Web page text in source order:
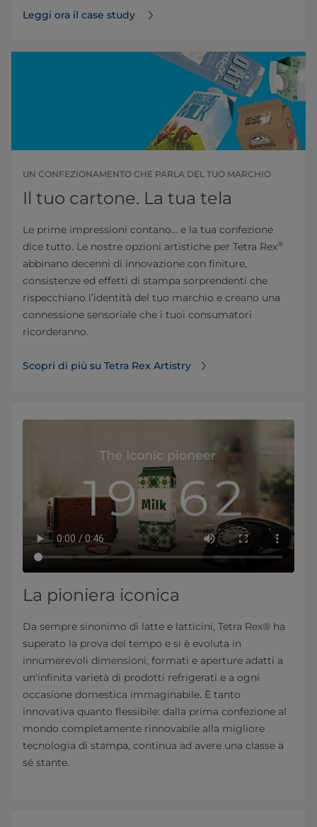
Leggi ora il case study
UN CONFEZIONAMENTO CHE PARLA DEL TUO MARCHIO
Il tuo cartone. La tua tela
Le prime impressioni contano… e la tua confezione
dice tutto. Le nostre opzioni artistiche per Tetra Rex®
abbinano decenni di innovazione con finiture,
consistenze ed effetti di stampa sorprendenti che
rispecchiano l’identità del tuo marchio e creano una
connessione sensoriale che i tuoi consumatori
ricorderanno.
Scopri di più su Tetra Rex Artistry
La pioniera iconica
Da sempre sinonimo di latte e latticini, Tetra Rex® ha
superato la prova del tempo e si è evoluta in
innumerevoli dimensioni, formati e aperture adatti a
un'infinita varietà di prodotti refrigerati e a ogni
occasione domestica immaginabile. È tanto
innovativa quanto flessibile: dalla prima confezione al
mondo completamente rinnovabile alla migliore
tecnologia di stampa, continua ad avere una classe a
sé stante.